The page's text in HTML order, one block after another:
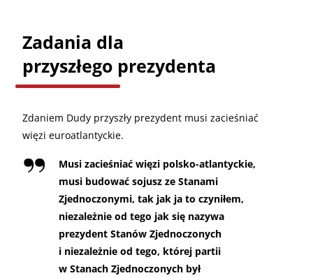
Zadania dla
przyszłego prezydenta
Zdaniem Dudy przyszły prezydent musi zacieśniać
więzi euroatlantyckie.
Musi zacieśniać więzi polsko-atlantyckie,
musi budować sojusz ze Stanami
Zjednoczonymi, tak jak ja to czyniłem,
niezależnie od tego jak się nazywa
prezydent Stanów Zjednoczonych
i niezależnie od tego, której partii
w Stanach Zjednoczonych był